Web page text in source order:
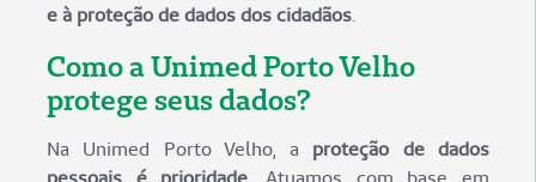
e à proteção de dados dos cidadãos.
Como a Unimed Porto Velho
protege seus dados?
Na Unimed Porto Velho, a proteção de dados